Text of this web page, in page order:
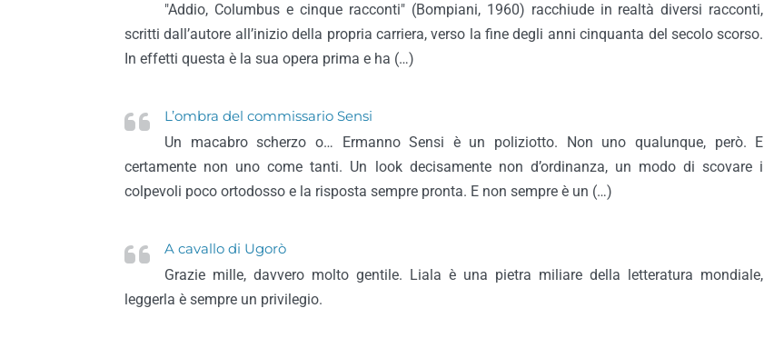
"Addio, Columbus e cinque racconti" (Bompiani, 1960) racchiude in realtà diversi racconti,
scritti dall’autore all’inizio della propria carriera, verso la fine degli anni cinquanta del secolo scorso.
In effetti questa è la sua opera prima e ha (…)
L’ombra del commissario Sensi
Un macabro scherzo o… Ermanno Sensi è un poliziotto. Non uno qualunque, però. E
certamente non uno come tanti. Un look decisamente non d’ordinanza, un modo di scovare i
colpevoli poco ortodosso e la risposta sempre pronta. E non sempre è un (…)
A cavallo di Ugorò
Grazie mille, davvero molto gentile. Liala è una pietra miliare della letteratura mondiale,
leggerla è sempre un privilegio.